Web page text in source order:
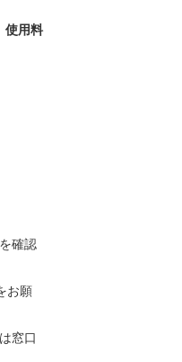
使用料
確認
お願
窓口